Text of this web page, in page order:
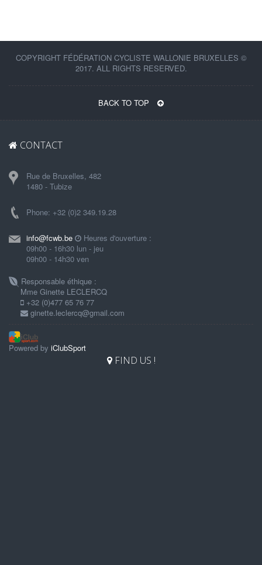
COPYRIGHT FÉDÉRATION CYCLISTE WALLONIE BRUXELLES ©
2017. ALL RIGHTS RESERVED.
BACK TO TOP
CONTACT
Rue de Bruxelles, 482
1480 - Tubize
Phone: +32 (0)2 349.19.28
info@fcwb.be
Heures d'ouverture :
09h00 - 16h30 lun - jeu
09h00 - 14h30 ven
Responsable éthique :
Mme Ginette LECLERCQ
+32 (0)477 65 76 77
ginette.leclercq@gmail.com
Powered by iClubSport
FIND US !